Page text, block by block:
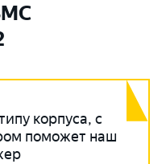
корпуса, с
поможет наш